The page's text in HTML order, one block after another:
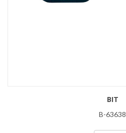
BIT
B-63638